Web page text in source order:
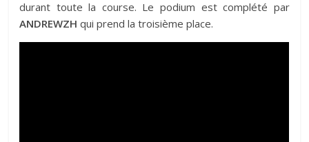
durant toute la course. Le podium est complété par
ANDREWZH qui prend la troisième place.